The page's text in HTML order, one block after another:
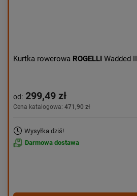
Kurtka rowerowa ROGELLI Wadded II
od: 299,49 zł
Cena katalogowa: 471,90 zł
Wysyłka dziś!
Darmowa dostawa